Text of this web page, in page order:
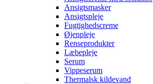
Ansigtsmasker
Ansigtspleje
Fugtighedscreme
Øjenpleje
Renseprodukter
Læbepleje
Serum
Vippeserum
Thermalsk kildevand